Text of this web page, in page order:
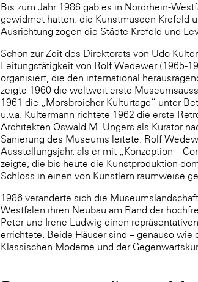
Bis zum Jahr 1986 gab es in Nordrhein-
gewidmet hatten: die Kunstmuseen Krefeld
Ausrichtung zogen die Städte Krefeld und
Schon zur Zeit des Direktorats von Udo
Leitungstätigkeit von Rolf Wedewer (1965-
organisiert, die den international
zeigte 1960 die weltweit erste
1961 die „Morsbroicher Kulturtage“ unter
u.v.a. Kultermann richtete 1962 die erste
Architekten Oswald M. Ungers als Kurator
Sanierung des Museums leitete. Rolf
Ausstellungsjahr, als er mit „Konzeption –
zeigte, die bis heute die Kunstproduktion
Schloss in einen von Künstlern raumweise
1986 veränderte sich die
Westfalen ihren Neubau am Rand der
Peter und Irene Ludwig einen
errichtete. Beide Häuser sind – genauso
Klassischen Moderne und der